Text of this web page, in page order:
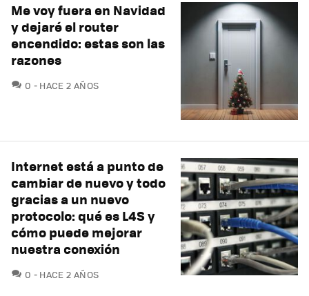
Me voy fuera en Navidad
y dejaré el router
encendido: estas son las
razones
0 COMENTARIOS
HACE 2 AÑOS
Internet está a punto de
cambiar de nuevo y todo
gracias a un nuevo
protocolo: qué es L4S y
cómo puede mejorar
nuestra conexión
0 COMENTARIOS
HACE 2 AÑOS